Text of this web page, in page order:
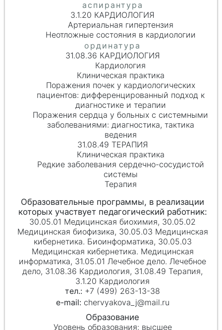
3.1.20 КАРДИОЛОГИЯ
Артериальная гипертензия
Неотложные состояния в кардиологии
31.08.36 КАРДИОЛОГИЯ
Кардиология
Клиническая практика
Поражения почек у кардиологических
пациентов: дифференцированный подход к
диагностике и терапии
Поражения сердца у больных с системными
заболеваниями: диагностика, тактика
ведения
31.08.49 ТЕРАПИЯ
Клиническая практика
Редкие заболевания сердечно-сосудистой
системы
Терапия
30.05.01 Медицинская биохимия, 30.05.02
Медицинская биофизика, 30.05.03 Медицинская
кибернетика. Биоинформатика, 30.05.03
Медицинская кибернетика. Медицинская
информатика, 31.05.01 Лечебное дело. Лечебное
дело, 31.08.36 Кардиология, 31.08.49 Терапия,
3.1.20 Кардиология
+7 (499) 263-13-38
chervyakova_j@mail.ru
высшее